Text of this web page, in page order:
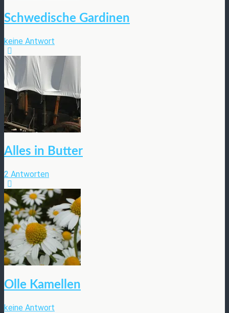
Schwedische Gardinen
keine Antwort
Alles in Butter
2 Antworten
Olle Kamellen
keine Antwort